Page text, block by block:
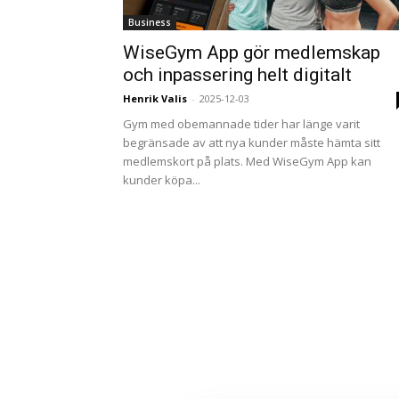
Business
WiseGym App gör medlemskap
och inpassering helt digitalt
Henrik Valis - 2025-12-03
Gym med obemannade tider har länge varit
begränsade av att nya kunder måste hämta sitt
medlemskort på plats. Med WiseGym App kan
kunder köpa...